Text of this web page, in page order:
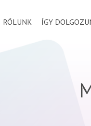
RÓLUNK ÍGY